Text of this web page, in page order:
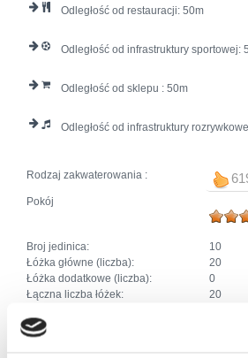
Odległość od restauracji: 50
Odległość od infrastruktury sportowej:
Odległość od sklepu : 50
Odległość od infrastruktury
Rodzaj zakwaterowania :
Pokój
Broj jedinica:
10
Łóżka główne (liczba):
20
Łóżka dodatkowe (liczba):
0
Łączna liczba łóżek:
20